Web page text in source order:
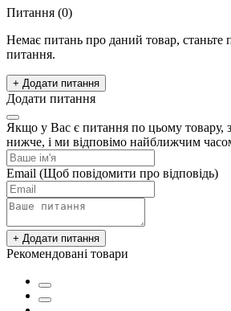
Питання (0)
Немає питань про даний товар, станьте
питання.
+ Додати питання
Додати питання
Якщо у Вас є питання по цьому товару,
нижче, і ми відповімо найближчим
Email (Щоб повідомити про відповідь)
+ Додати питання
Рекомендовані товари